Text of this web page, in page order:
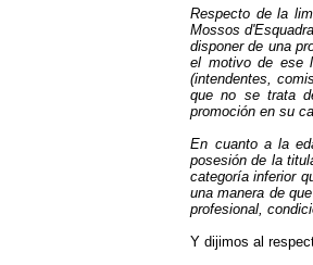
Respecto de la
Mossos
disponer de una
el motivo de ese
(intendentes,
que no se trata
promoción en su
En cuanto a la
posesión de la
categoría inferior
una manera de
profesional,
Y dijimos al